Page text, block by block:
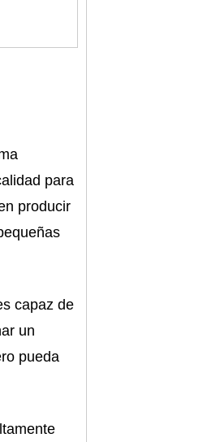
para
producir
capaz de
un
pueda